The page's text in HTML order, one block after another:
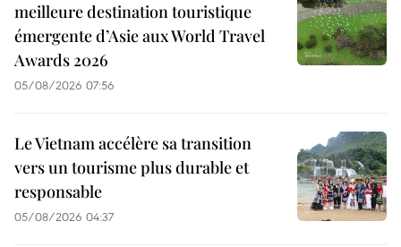
meilleure destination touristique
émergente d’Asie aux World Travel
Awards 2026
05/08/2026 07:56
Le Vietnam accélère sa transition
vers un tourisme plus durable et
responsable
05/08/2026 04:37